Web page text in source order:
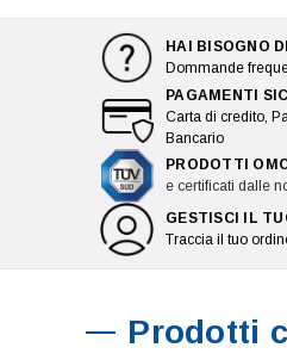
HAI BISOGNO
Dommande
PAGAMENTI
Carta di credito,
Bancario
PRODOTTI
e certificati dalle
GESTISCI IL
Traccia il tuo
Prodotti